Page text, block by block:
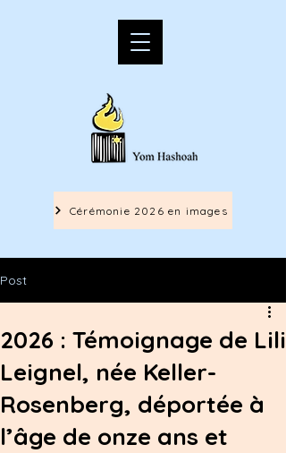
Cérémonie 2026 en images
Post
2026 : Témoignage de Lili
Leignel, née Keller-
Rosenberg, déportée à
l’âge de onze ans et